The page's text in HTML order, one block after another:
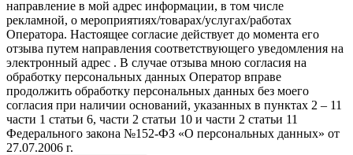
направление в мой адрес информации, в том числе
рекламной, о мероприятиях/товарах/услугах/работах
Оператора. Настоящее согласие действует до момента его
отзыва путем направления соответствующего уведомления на
электронный адрес . В случае отзыва мною согласия на
обработку персональных данных Оператор вправе
продолжить обработку персональных данных без моего
согласия при наличии оснований, указанных в пунктах 2 – 11
части 1 статьи 6, части 2 статьи 10 и части 2 статьи 11
Федерального закона №152-ФЗ «О персональных данных» от
27.07.2006 г.